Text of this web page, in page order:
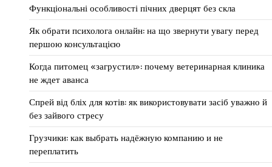
Функціональні особливості пічних дверцят без скла
Як обрати психолога онлайн: на що звернути увагу перед
першою консультацією
Когда питомец «загрустил»: почему ветеринарная клиника
не ждет аванса
Спрей від бліх для котів: як використовувати засіб уважно й
без зайвого стресу
Грузчики: как выбрать надёжную компанию и не
переплатить